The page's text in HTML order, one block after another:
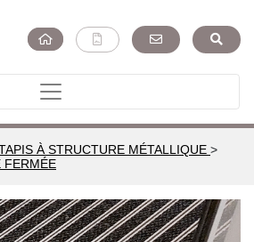
À STRUCTURE MÉTALLIQUE >
FERMÉE